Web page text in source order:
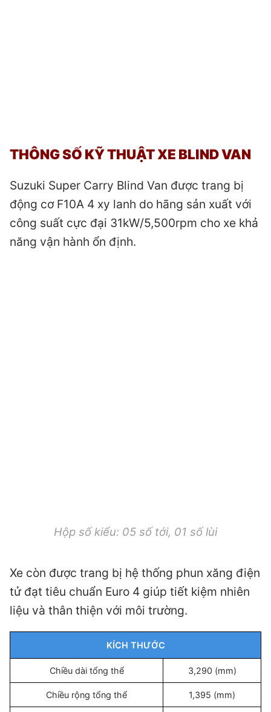
THÔNG SỐ KỸ THUẬT XE BLIND VAN
Suzuki Super Carry Blind Van được trang bị
động cơ F10A 4 xy lanh do hãng sản xuất với
công suất cực đại 31kW/5,500rpm cho xe khả
năng vận hành ổn định.
Hộp số kiểu: 05 số tới, 01 số lùi
Xe còn được trang bị hệ thống phun xăng điện
tử đạt tiêu chuẩn Euro 4 giúp tiết kiệm nhiên
liệu và thân thiện với môi trường.
KÍCH THƯỚC
Chiều dài tổng thể 3,290 (mm)
Chiều rộng tổng thể 1,395 (mm)